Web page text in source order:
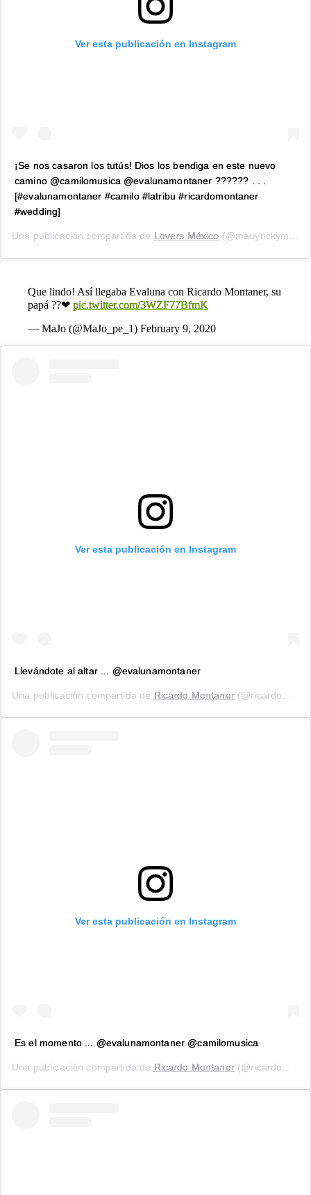
Ver esta publicación en Instagram
¡Se nos casaron los tutús! Dios los bendiga en este nuevo
camino @camilomusica @evalunamontaner ?????? . . .
[#evalunamontaner #camilo #latribu #ricardomontaner
#wedding]
Una publicación compartida de Lovers México (@mauyrickymx) el
Que lindo! Así llegaba Evaluna con Ricardo Montaner, su
papá ??❤ pic.twitter.com/3WZF77BfmK
— MaJo (@MaJo_pe_1) February 9, 2020
Ver esta publicación en Instagram
Llevándote al altar ... @evalunamontaner
Una publicación compartida de Ricardo Montaner(@ricardomontaner) el
Ver esta publicación en Instagram
Es el momento ... @evalunamontaner @camilomusica
Una publicación compartida de Ricardo Montaner(@ricardomontaner) el